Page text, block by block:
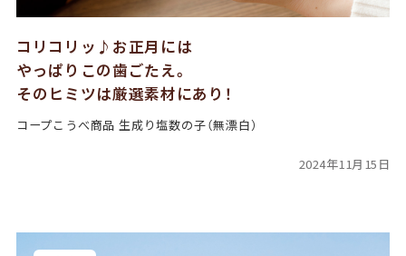
コリコリッ♪お正月には
やっぱりこの歯ごたえ。
そのヒミツは厳選素材にあり！
コープこうべ商品 生成り塩数の子（無漂白）
2024年11月15日